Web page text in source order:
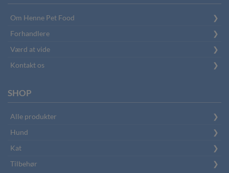
Om Henne Pet Food
Forhandlere
Værd at vide
Kontakt os
SHOP
Alle produkter
Hund
Kat
Tilbehør